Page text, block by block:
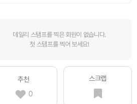
데일리 스탬프를 찍은 회원이 없습니다.
첫 스탬프를 찍어 보세요!
추천
0
스크랩